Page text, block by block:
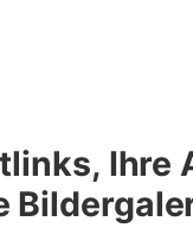
Ihre